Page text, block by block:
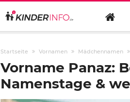
Startseite Vornamen Mädchennamen
Vorname Panaz:
Namenstage &